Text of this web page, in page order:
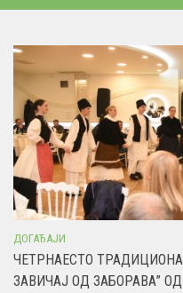
ДОГАЂАЈИ
ЧЕТРНАЕСТО
ЗАВИЧАЈ ОД ЗАБОРАВА”